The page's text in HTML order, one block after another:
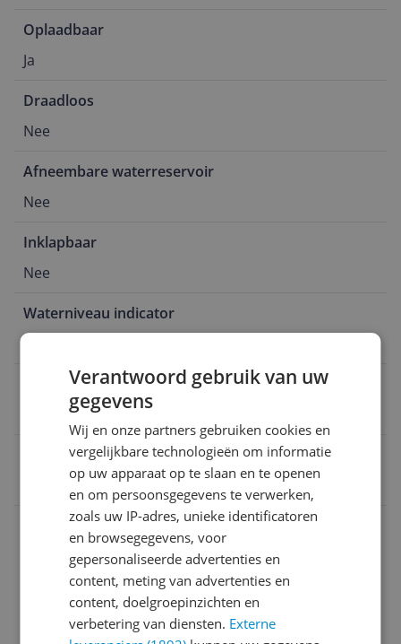
Oplaadbaar
Ja
Draadloos
Nee
Afneembare waterreservoir
Nee
Inklapbaar
Nee
Waterniveau indicator
Continu navulbaar
8720254804286
Algemeen
Bijgeleverde accessoires en toebehoren
Functies
Overige kenmerken
Verantwoord gebruik van uw
gegevens
Wij en onze partners gebruiken cookies en
vergelijkbare technologieën om informatie
op uw apparaat op te slaan en te openen
en om persoonsgegevens te verwerken,
zoals uw IP-adres, unieke identificatoren
en browsegegevens, voor
gepersonaliseerde advertenties en
content, meting van advertenties en
content, doelgroepinzichten en
verbetering van diensten. Externe